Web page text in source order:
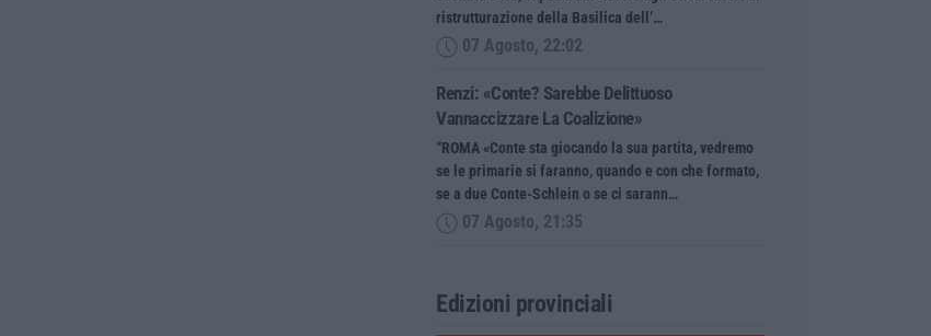
ristrutturazione della Basilica dell’…
07 Agosto, 22:02
Renzi: «Conte? Sarebbe Delittuoso
Vannaccizzare La Coalizione»
“ROMA «Conte sta giocando la sua partita, vedremo
se le primarie si faranno, quando e con che formato,
se a due Conte-Schlein o se ci sarann…
07 Agosto, 21:35
Edizioni provinciali